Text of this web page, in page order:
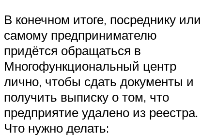
В конечном итоге, посреднику или
самому предпринимателю
придётся обращаться в
Многофункциональный центр
лично, чтобы сдать документы и
получить выписку о том, что
предприятие удалено из реестра.
Что нужно делать: